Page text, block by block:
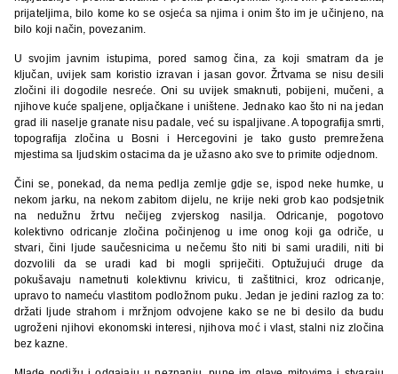
prijateljima, bilo kome ko se osjeća sa njima i onim što im je učinjeno, na
bilo koji način, povezanim.
U svojim javnim istupima, pored samog čina, za koji smatram da je
ključan, uvijek sam koristio izravan i jasan govor. Žrtvama se nisu desili
zločini ili dogodile nesreće. Oni su uvijek smaknuti, pobijeni, mučeni, a
njihove kuće spaljene, opljačkane i uništene. Jednako kao što ni na jedan
grad ili naselje granate nisu padale, već su ispaljivane. A topografija smrti,
topografija zločina u Bosni i Hercegovini je tako gusto premrežena
mjestima sa ljudskim ostacima da je užasno ako sve to primite odjednom.
Čini se, ponekad, da nema pedlja zemlje gdje se, ispod neke humke, u
nekom jarku, na nekom zabitom dijelu, ne krije neki grob kao podsjetnik
na nedužnu žrtvu nečijeg zvjerskog nasilja. Odricanje, pogotovo
kolektivno odricanje zločina počinjenog u ime onog koji ga odriče, u
stvari, čini ljude saučesnicima u nečemu što niti bi sami uradili, niti bi
dozvolili da se uradi kad bi mogli spriječiti. Optužujući druge da
pokušavaju nametnuti kolektivnu krivicu, ti zaštitnici, kroz odricanje,
upravo to nameću vlastitom podložnom puku. Jedan je jedini razlog za to:
držati ljude strahom i mržnjom odvojene kako se ne bi desilo da budu
ugroženi njihovi ekonomski interesi, njihova moć i vlast, stalni niz zločina
bez kazne.